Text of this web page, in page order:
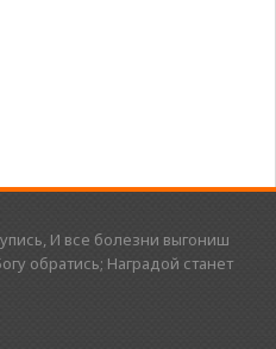
И все болезни выгониш
обратись; Наградой станет